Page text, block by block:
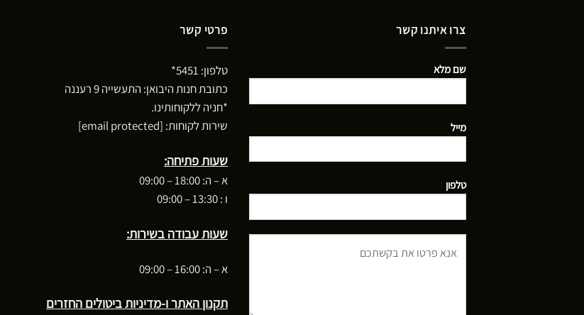
צרו איתנו קשר
שם מלא
מייל
טלפון
פרטי קשר
טלפון: 5451*
כתובת חנות היבואן: התעשייה 9 רעננה
*חניה ללקוחותינו.
שירות לקוחות: [email protected]
שעות פתיחה:
א – ה: 18:00 – 09:00
ו : 13:30 – 09:00
שעות עבודה בשירות:
א – ה: 16:00 – 09:00
תקנון האתר ו-מדיניות ביטולים החזרים